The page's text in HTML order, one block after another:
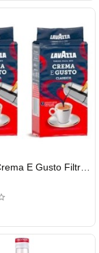
Lavazza Crema E Gusto Filtre Kahve 250 G X 2